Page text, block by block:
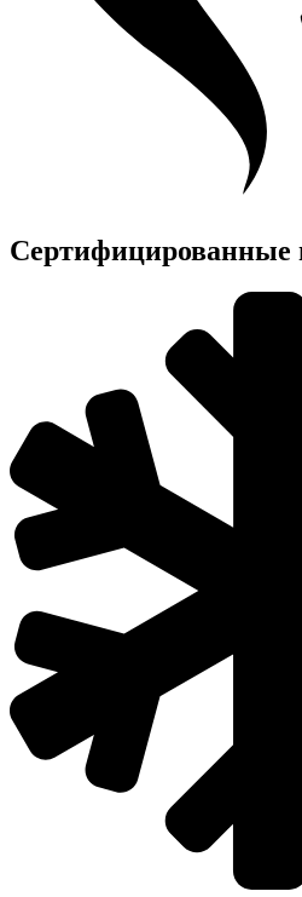
Сертифицированные